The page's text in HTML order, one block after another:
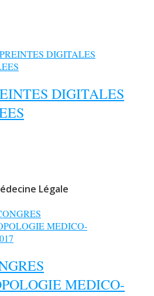
DIGITALES
Légale
MEDICO-